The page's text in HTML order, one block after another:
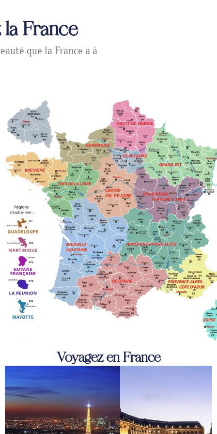
France
que la France a à
Voyagez en France